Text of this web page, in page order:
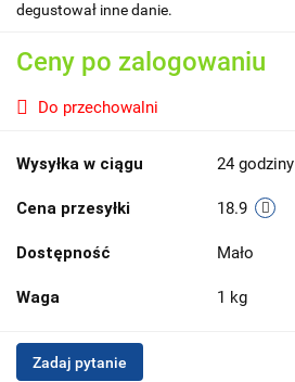
degustował inne danie.
Ceny po zalogowaniu
Do przechowalni
Wysyłka w ciągu 24 godziny
Cena przesyłki 18.9
Dostępność Mało
Waga 1 kg
Zadaj pytanie